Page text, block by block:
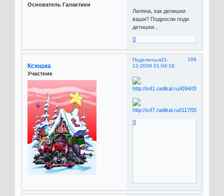
Основатель Галактики
Лиляна, как делишки
ваши? Подросли поди
детишки...
0
Поделиться 168
31-
12-2009 01:04:18
Ксюшка
Участник
0